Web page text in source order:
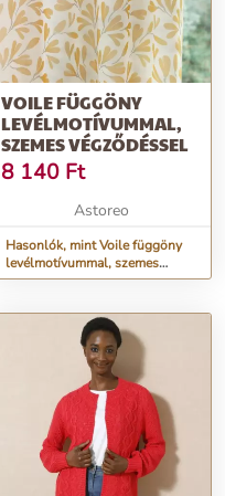
VOILE FÜGGÖNY
LEVÉLMOTÍVUMMAL,
SZEMES VÉGZŐDÉSSEL
8 140 Ft
Astoreo
Hasonlók, mint Voile függöny
levélmotívummal, szemes
végződéssel